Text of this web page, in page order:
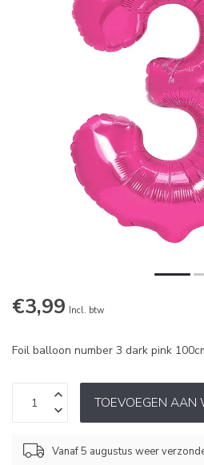
€3,99 Incl. btw
Foil balloon number 3 dark pink
TOEVOEGEN AAN
Vanaf 5 augustus weer